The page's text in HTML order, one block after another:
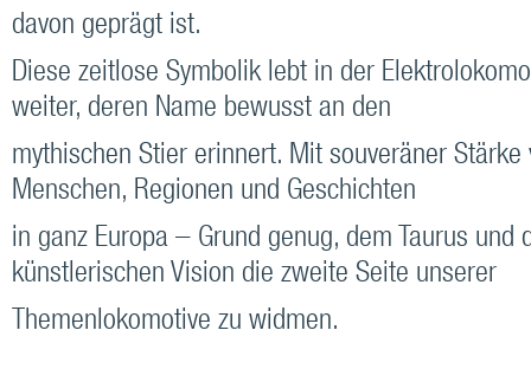
davon geprägt ist.
Diese zeitlose Symbolik lebt in der
weiter, deren Name bewusst an den
mythischen Stier erinnert. Mit souveräner Stärke
Menschen, Regionen und Geschichten
in ganz Europa – Grund genug, dem Taurus und
künstlerischen Vision die zweite Seite unserer
Themenlokomotive zu widmen.